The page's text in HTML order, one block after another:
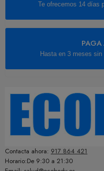
Te ofrecemos 14 días
PAGA
Hasta en 3 meses
Contacta ahora: 917 864 421
Horario:De 9:30 a 21:30